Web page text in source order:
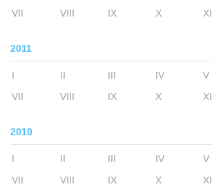
VII
VIII IX X XI
2011
I II III IV V
VII
VIII IX X XI
2010
I II III IV V
VII
VIII IX X XI